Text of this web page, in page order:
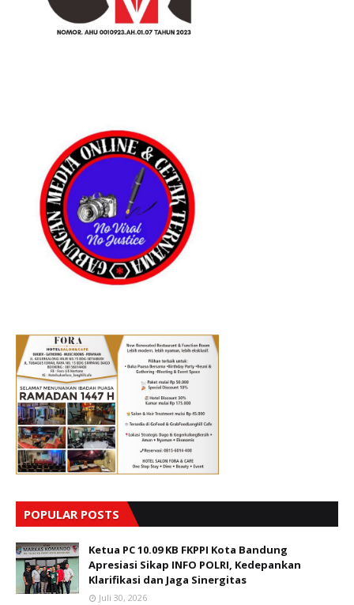
POPULAR POSTS
Ketua PC 10.09 KB FKPPI Kota Bandung
Apresiasi Sikap INFO POLRI, Kedepankan
Klarifikasi dan Jaga Sinergitas
Juli 30, 2026